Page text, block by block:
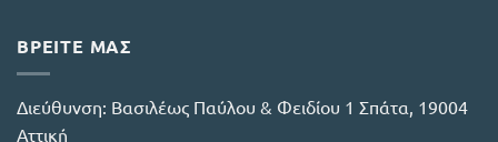
ΒΡΕΙΤΕ ΜΑΣ
Διεύθυνση: Βασιλέως Παύλου & Φειδίου 1 Σπάτα, 19004
Αττική